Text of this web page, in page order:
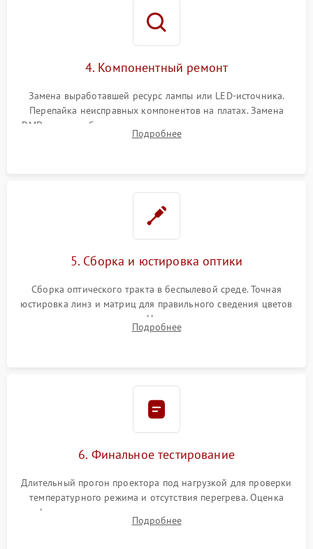
4. Компонентный ремонт
Замена выработавшей ресурс лампы или LED-источника.
Перепайка неисправных компонентов на платах. Замена
DMD-чипа при битых пикселях, установка нового цветового
колеса или восстановление сгоревших поляризационных
Подробнее
5. Сборка и юстировка оптики
Сборка оптического тракта в беспылевой среде. Точная
юстировка линз и матриц для правильного сведения цветов
и устранения размытия. Надежное подключение всех
шлейфов, установка датчиков и закрытие корпуса
Подробнее
6. Финальное тестирование
Длительный прогон проектора под нагрузкой для проверки
температурного режима и отсутствия перегрева. Оценка
фокуса, контрастности и цветопередачи на тестовых
таблицах. Проверка работы всех видеовходов и кнопок
Подробнее